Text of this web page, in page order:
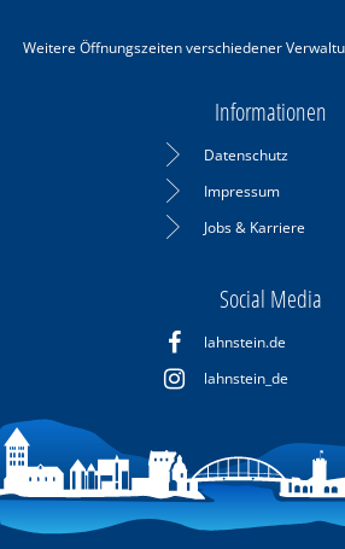
Weitere Öffnungszeiten verschiedener
Informationen
Datenschutz
Impressum
Jobs & Karriere
Social Media
lahnstein.de
lahnstein_de